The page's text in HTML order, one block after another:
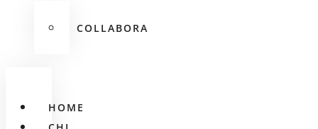
COLLABORA
HOME